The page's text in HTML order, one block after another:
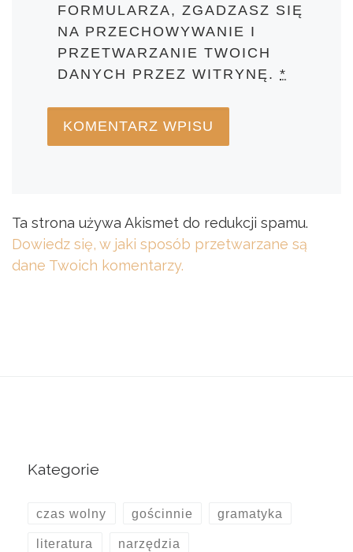
FORMULARZA, ZGADZASZ SIĘ
NA PRZECHOWYWANIE I
PRZETWARZANIE TWOICH
DANYCH PRZEZ WITRYNĘ.*
Ta strona używa Akismet do redukcji spamu.
Dowiedz się, w jaki sposób przetwarzane są
dane Twoich komentarzy.
Kategorie
czas wolny gościnnie gramatyka
literatura narzędzia